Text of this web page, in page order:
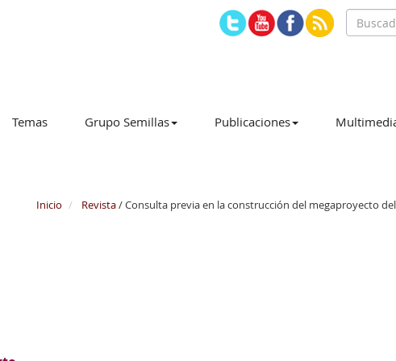
Temas Grupo Semillas Publicaciones
Inicio Revista/ Consulta previa en la construcción del megaproyecto